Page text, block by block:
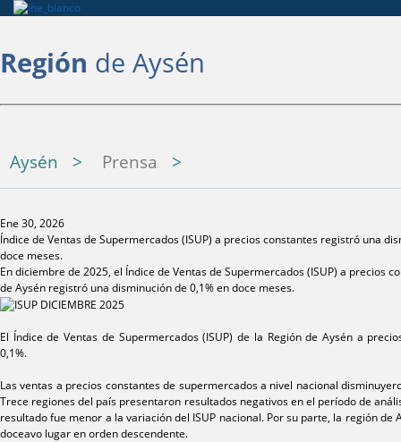
Región de Aysén
Aysén Prensa
Ene 30, 2026
Índice de Ventas de Supermercados (ISUP) a precios constantes registró una
doce meses.
En diciembre de 2025, el Índice de Ventas de Supermercados (ISUP) a precios
de Aysén registró una disminución de 0,1% en doce meses.
El Índice de Ventas de Supermercados (ISUP) de la Región de Aysén a
0,1%.
Las ventas a precios constantes de supermercados a nivel nacional
Trece regiones del país presentaron resultados negativos en el período de
resultado fue menor a la variación del ISUP nacional. Por su parte, la región de
doceavo lugar en orden descendente.